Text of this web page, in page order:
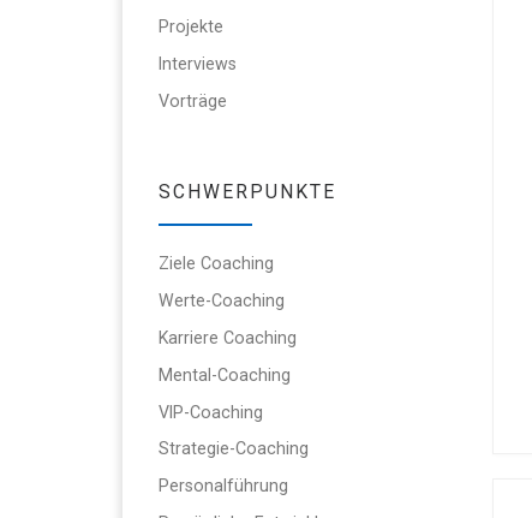
Projekte
Interviews
Vorträge
SCHWERPUNKTE
Ziele Coaching
Werte-Coaching
Karriere Coaching
Mental-Coaching
VIP-Coaching
Strategie-Coaching
Personalführung